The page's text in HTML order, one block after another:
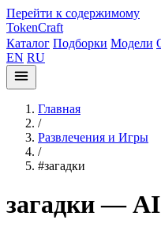
Перейти к содержимому
TokenCraft
Каталог Подборки Модели
EN RU
Главная
/
Развлечения и Игры
/
#загадки
загадки —